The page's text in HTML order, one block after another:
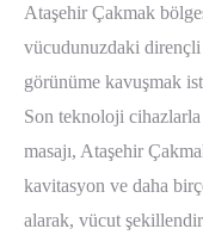
Ataşehir Çakmak
vücudunuzdaki
görünüme kavuşmak
Son teknoloji cihazlarla
masajı, Ataşehir
kavitasyon ve daha
alarak, vücut